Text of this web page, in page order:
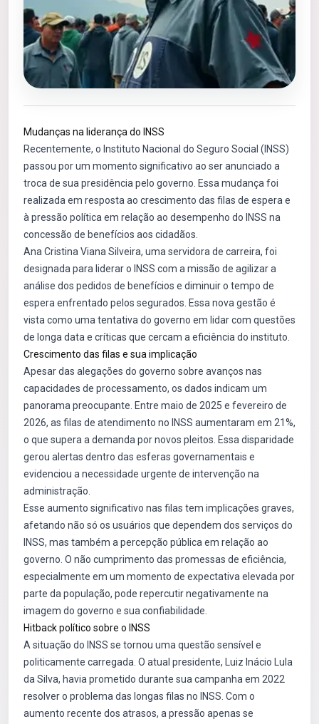
Mudanças na liderança do INSS
Recentemente, o Instituto Nacional do Seguro Social (INSS)
passou por um momento significativo ao ser anunciado a
troca de sua presidência pelo governo. Essa mudança foi
realizada em resposta ao crescimento das filas de espera e
à pressão política em relação ao desempenho do INSS na
concessão de benefícios aos cidadãos.
Ana Cristina Viana Silveira, uma servidora de carreira, foi
designada para liderar o INSS com a missão de agilizar a
análise dos pedidos de benefícios e diminuir o tempo de
espera enfrentado pelos segurados. Essa nova gestão é
vista como uma tentativa do governo em lidar com questões
de longa data e críticas que cercam a eficiência do instituto.
Crescimento das filas e sua implicação
Apesar das alegações do governo sobre avanços nas
capacidades de processamento, os dados indicam um
panorama preocupante. Entre maio de 2025 e fevereiro de
2026, as filas de atendimento no INSS aumentaram em 21%,
o que supera a demanda por novos pleitos. Essa disparidade
gerou alertas dentro das esferas governamentais e
evidenciou a necessidade urgente de intervenção na
administração.
Esse aumento significativo nas filas tem implicações graves,
afetando não só os usuários que dependem dos serviços do
INSS, mas também a percepção pública em relação ao
governo. O não cumprimento das promessas de eficiência,
especialmente em um momento de expectativa elevada por
parte da população, pode repercutir negativamente na
imagem do governo e sua confiabilidade.
Hitback político sobre o INSS
A situação do INSS se tornou uma questão sensível e
politicamente carregada. O atual presidente, Luiz Inácio Lula
da Silva, havia prometido durante sua campanha em 2022
resolver o problema das longas filas no INSS. Com o
aumento recente dos atrasos, a pressão apenas se